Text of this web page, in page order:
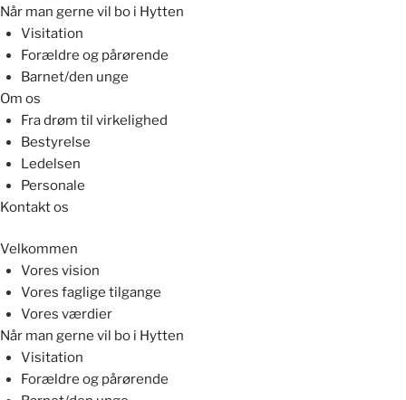
Når man gerne vil bo i Hytten
Visitation
Forældre og pårørende
Barnet/den unge
Om os
Fra drøm til virkelighed
Bestyrelse
Ledelsen
Personale
Kontakt os
Velkommen
Vores vision
Vores faglige tilgange
Vores værdier
Når man gerne vil bo i Hytten
Visitation
Forældre og pårørende